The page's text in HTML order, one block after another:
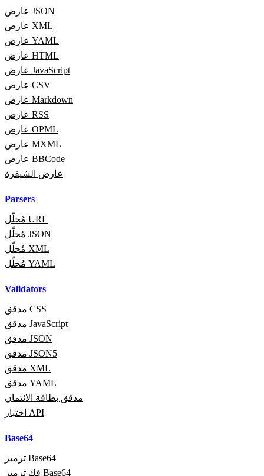
عارض JSON
عارض XML
عارض YAML
عارض HTML
عارض JavaScript
عارض CSV
عارض Markdown
عارض RSS
عارض OPML
عارض MXML
عارض BBCode
عارض الشيفرة
Parsers
مُحلّل URL
مُحلّل JSON
مُحلّل XML
مُحلّل YAML
Validators
مدقق CSS
مدقق JavaScript
مدقق JSON
مدقق JSON5
مدقق XML
مدقق YAML
مدقق بطاقة الائتمان
اختبار API
Base64
ترميز Base64
فك ترميز Base64